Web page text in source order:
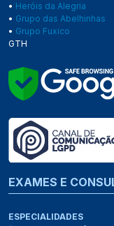
• Heróis da Alegria
• Grupo das Abelhinhas
• Grupo Fuxico
GTH
EXAMES E
ESPECIALIDADES